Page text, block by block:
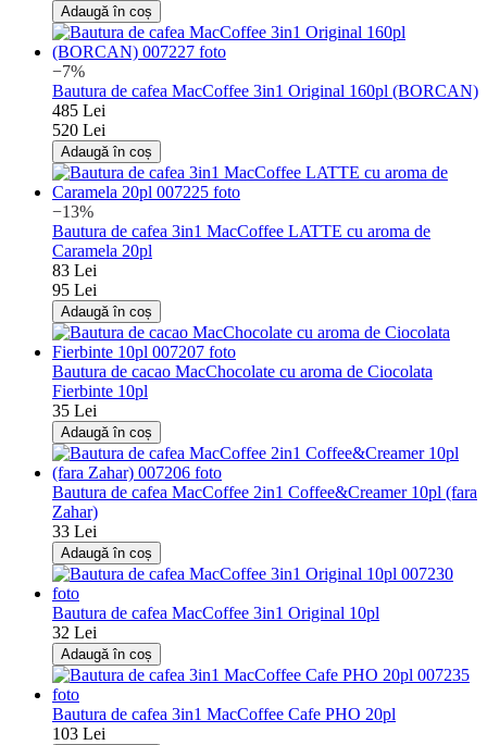
Adaugă în coș
−7%
Bautura de cafea MacCoffee 3in1 Original 160pl (BORCAN)
485 Lei
520 Lei
Adaugă în coș
−13%
Bautura de cafea 3in1 MacCoffee LATTE cu aroma de
Caramela 20pl
83 Lei
95 Lei
Adaugă în coș
Bautura de cacao MacChocolate cu aroma de Ciocolata
Fierbinte 10pl
35 Lei
Adaugă în coș
Bautura de cafea MacCoffee 2in1 Coffee&Creamer 10pl (fara
Zahar)
33 Lei
Adaugă în coș
Bautura de cafea MacCoffee 3in1 Original 10pl
32 Lei
Adaugă în coș
Bautura de cafea 3in1 MacCoffee Cafe PHO 20pl
103 Lei